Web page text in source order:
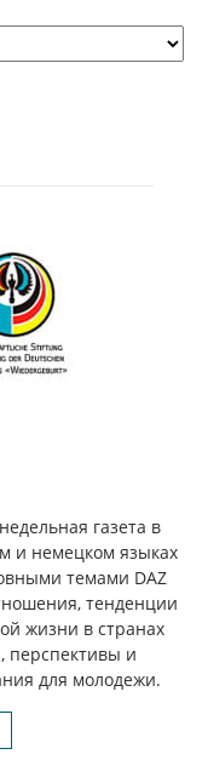
газета в
и немецком языках
темами DAZ
тенденции
жизни в странах
перспективы и
для молодежи.